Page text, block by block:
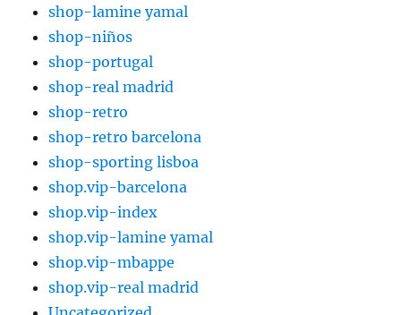
shop-lamine yamal
shop-niños
shop-portugal
shop-real madrid
shop-retro
shop-retro barcelona
shop-sporting lisboa
shop.vip-barcelona
shop.vip-index
shop.vip-lamine yamal
shop.vip-mbappe
shop.vip-real madrid